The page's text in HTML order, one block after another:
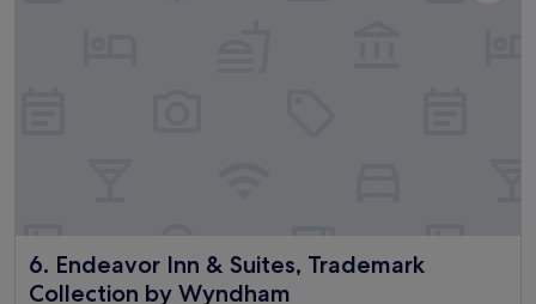
6. Endeavor Inn & Suites, Trademark
Collection by Wyndham
Endeavor Inn & Suites, Trademark Collection by Wyndham